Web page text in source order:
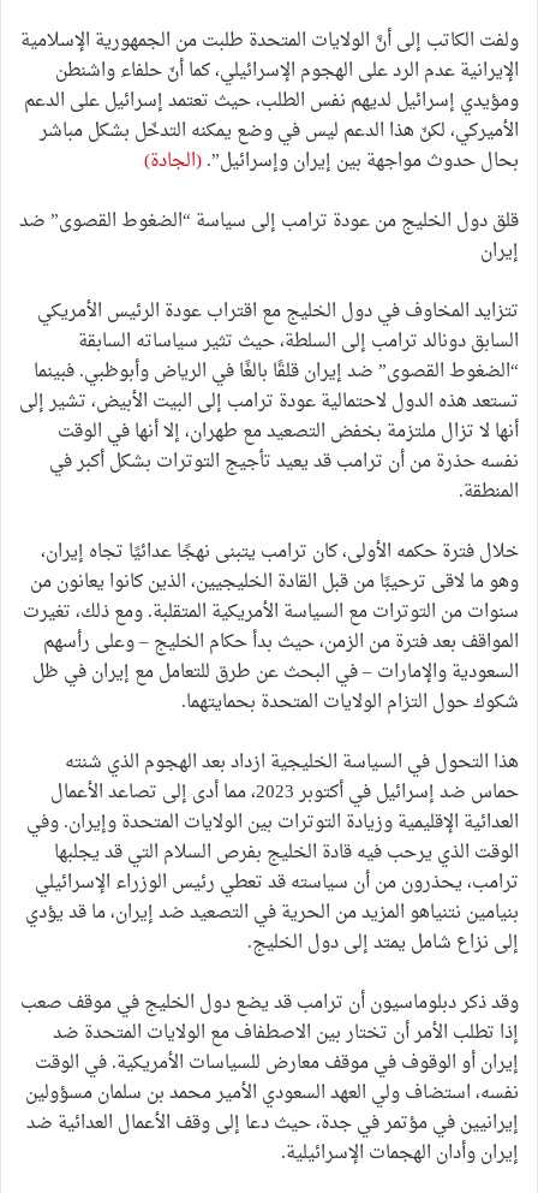
ولفت الكاتب إلى أنَّ الولايات المتحدة طلبت من الجمهورية الإسلامية
الإيرانية عدم الرد على الهجوم الإسرائيلي، كما أنّ حلفاء واشنطن
ومؤيدي إسرائيل لديهم نفس الطلب، حيث تعتمد إسرائيل على الدعم
الأميركي، لكنّ هذا الدعم ليس في وضع يمكنه التدخّل بشكل مباشر
بحال حدوث مواجهة بين إيران وإسرائيل”.(الجادة)
قلق دول الخليج من عودة ترامب إلى سياسة “الضغوط القصوى” ضد
إيران
تتزايد المخاوف في دول الخليج مع اقتراب عودة الرئيس الأمريكي
السابق دونالد ترامب إلى السلطة، حيث تثير سياساته السابقة
“الضغوط القصوى” ضد إيران قلقًا بالغًا في الرياض وأبوظبي. فبينما
تستعد هذه الدول لاحتمالية عودة ترامب إلى البيت الأبيض، تشير إلى
أنها لا تزال ملتزمة بخفض التصعيد مع طهران، إلا أنها في الوقت
نفسه حذرة من أن ترامب قد يعيد تأجيج التوترات بشكل أكبر في
المنطقة.
خلال فترة حكمه الأولى، كان ترامب يتبنى نهجًا عدائيًا تجاه إيران،
وهو ما لاقى ترحيبًا من قبل القادة الخليجيين، الذين كانوا يعانون من
سنوات من التوترات مع السياسة الأمريكية المتقلبة. ومع ذلك، تغيرت
المواقف بعد فترة من الزمن، حيث بدأ حكام الخليج – وعلى رأسهم
السعودية والإمارات – في البحث عن طرق للتعامل مع إيران في ظل
شكوك حول التزام الولايات المتحدة بحمايتهما.
هذا التحول في السياسة الخليجية ازداد بعد الهجوم الذي شنته
حماس ضد إسرائيل في أكتوبر 2023، مما أدى إلى تصاعد الأعمال
العدائية الإقليمية وزيادة التوترات بين الولايات المتحدة وإيران. وفي
الوقت الذي يرحب فيه قادة الخليج بفرص السلام التي قد يجلبها
ترامب، يحذرون من أن سياسته قد تعطي رئيس الوزراء الإسرائيلي
بنيامين نتنياهو المزيد من الحرية في التصعيد ضد إيران، ما قد يؤدي
إلى نزاع شامل يمتد إلى دول الخليج.
وقد ذكر دبلوماسيون أن ترامب قد يضع دول الخليج في موقف صعب
إذا تطلب الأمر أن تختار بين الاصطفاف مع الولايات المتحدة ضد
إيران أو الوقوف في موقف معارض للسياسات الأمريكية. في الوقت
نفسه، استضاف ولي العهد السعودي الأمير محمد بن سلمان مسؤولين
إيرانيين في مؤتمر في جدة، حيث دعا إلى وقف الأعمال العدائية ضد
إيران وأدان الهجمات الإسرائيلية.